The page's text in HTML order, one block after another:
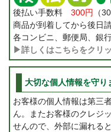
後払い手数料 300円
（
商品が到着してから後日
各コンビニ、郵便局、銀
▶詳しくはこちらをクリ
大切な個人情報を守り
お客様の個人情報は第三
ん。またお客様のクレジ
せんので、外部に漏れる